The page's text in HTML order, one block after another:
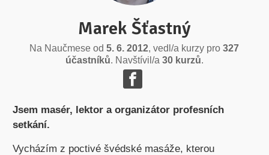
Marek Šťastný
Na Naučmese od5. 6. 2012, vedl/a kurzy pro327
účastníků. Navštívil/a 30 kurzů.
Jsem masér, lektor a organizátor profesních
setkání.
Vycházím z poctivé švédské masáže, kterou